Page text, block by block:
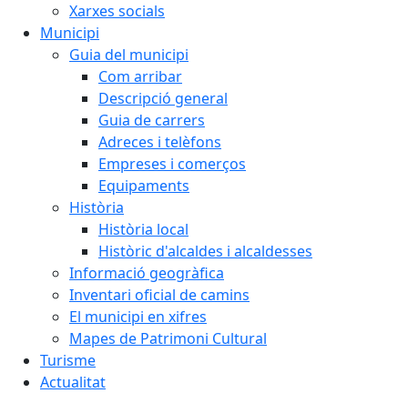
Xarxes socials
Municipi
Guia del municipi
Com arribar
Descripció general
Guia de carrers
Adreces i telèfons
Empreses i comerços
Equipaments
Història
Història local
Històric d'alcaldes i alcaldesses
Informació geogràfica
Inventari oficial de camins
El municipi en xifres
Mapes de Patrimoni Cultural
Turisme
Actualitat